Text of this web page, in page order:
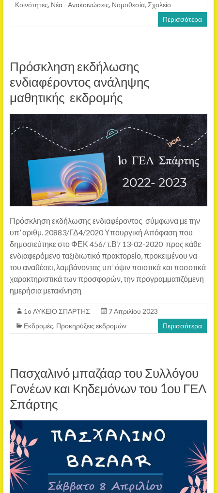
Κοινότητες, Νέα - Ανακοινώσεις, Νομοθεσία, Σχολείο
Περισσότερα
Πρόσκληση εκδήλωσης
ενδιαφέροντος ανάληψης
μαθητικής εκδρομής
Πρόσκληση εκδήλωσης ενδιαφέροντος σύμφωνα με την
υπ’ αριθμ. 20883/ΓΔ4/2020 Υπουργική Απόφαση που
δημοσιεύτηκε στο ΦΕΚ 456/ τ.Β’/ 13-02-2020 προς κάθε
ενδιαφερόμενο ταξιδιωτικό πρακτορείο, προκειμένου να
του αναθέσει, λαμβάνοντας υπ’ όψιν ποιοτικά και ποσοτικά
χαρακτηριστικά των προσφορών, την προγραμματιζόμενη
ημερήσια μετακίνηση
1o ΛΥΚΕΙΟ ΣΠΑΡΤΗΣ
7 Απριλίου 2023
Εκδρομές, Προκηρύξεις εκδρομών Περισσότερα
Πασχαλινό μπαζάαρ του Συλλόγου
Γονέων και Κηδεμόνων του 1ου ΓΕΛ
Σπάρτης